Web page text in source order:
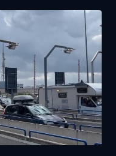
da bollino nero
25 milioni di